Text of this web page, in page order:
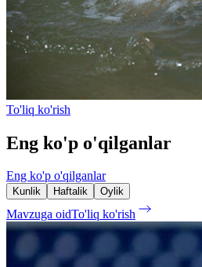
To'liq ko'rish
Eng ko'p o'qilganlar
Eng ko'p o'qilganlar
Kunlik Haftalik Oylik
Mavzuga oidTo'liq ko'rish